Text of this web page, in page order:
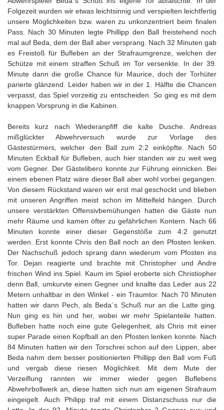
Folgezeit wurden wir etwas leichtsinnig und verspielten leichtfertig
unsere Möglichkeiten bzw. waren zu unkonzentriert beim finalen
Pass. Nach 30 Minuten legte Phillipp den Ball freistehend noch
mal auf Beda, dem der Ball aber versprang. Nach 32 Minuten gab
es Freistoß für Bufleben an der Strafraumgrenze, welchen der
Schütze mit einem straffen Schuß im Tor versenkte. In der 39.
Minute dann die große Chance für Maurice, doch der Torhüter
parierte glänzend. Leider haben wir in der 1. Hälfte die Chancen
verpasst, das Spiel vorzeitig zu entscheiden. So ging es mit dem
knappen Vorsprung in die Kabinen.
Bereits kurz nach Wiederanpfiff die kalte Dusche. Andreas
mißglückter Abwehrversuch wurde zur Vorlage des
Gästestürmers, welcher den Ball zum 2:2 einköpfte. Nach 50
Minuten Eckball für Bufleben, auch hier standen wir zu weit weg
vom Gegner. Der Gästelibero konnte zur Führung einnicken. Bei
einem ebenen Platz wäre dieser Ball aber wohl vorbei gegangen.
Von diesem Rückstand waren wir erst mal geschockt und blieben
mit unseren Angriffen meist schon im Mittelfeld hängen. Durch
unsere verstärkten Offensivbemühungen hatten die Gäste nun
mehr Räume und kamen öfter zu gefährlichen Kontern. Nach 66
Minuten konnte einer dieser Gegenstöße zum 4:2 genutzt
werden. Erst konnte Chris den Ball noch an den Pfosten lenken.
Der Nachschuß jedoch sprang dann wiederum vom Pfosten ins
Tor. Dejan reagierte und brachte mit Christopher und Andre
frischen Wind ins Spiel. Kaum im Spiel eroberte sich Christiopher
denn Ball, umkurvte einen Gegner und knallte das Leder aus 22
Metern unhaltbar in den Winkel - ein Traumtor. Nach 70 Minuten
hatten wir dann Pech, als Beda´s Schuß nur an die Latte ging.
Nun ging es hin und her, wobei wir mehr Spielanteile hatten.
Bufleben hatte noch eine gute Gelegenheit, als Chris mit einer
super Parade einen Kopfball an den Pfosten lenken konnte. Nach
84 Minuten hatten wir den Torschrei schon auf den Lippen, aber
Beda nahm dem besser positionierten Phillipp den Ball vom Fuß
und vergab diese riesen Möglichkeit. Mit dem Mute der
Verzeiflung rannten wir immer wieder gegen Buflebens
Abwehrbollwerk an, diese hatten sich nun am eigenen Strafraum
eingeigelt. Auch Philipp traf mit einem Distanzschuss nur die